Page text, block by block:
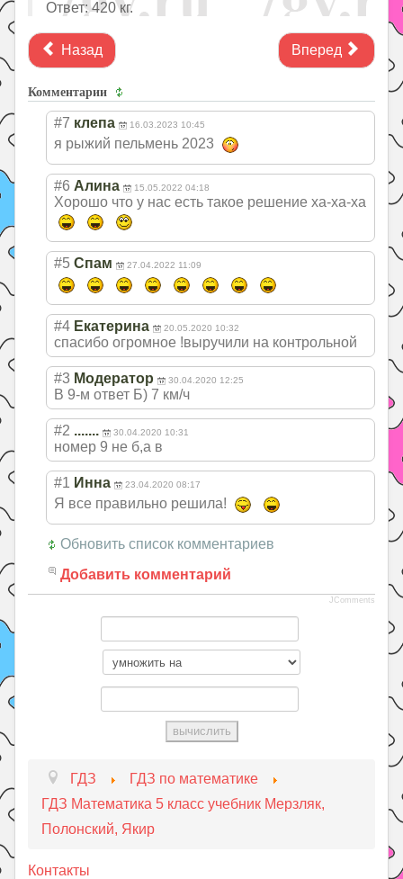
Ответ: 420 кг.
Назад Вперед
Комментарии
#7 клепа 16.03.2023 10:45
я рыжий пельмень 2023
#6 Алина 15.05.2022 04:18
Хорошо что у нас есть такое решение ха-ха-ха
#5 Спам 27.04.2022 11:09
#4 Екатерина 20.05.2020 10:32
спасибо огромное !выручили на контрольной
#3 Модератор 30.04.2020 12:25
В 9-м ответ Б) 7 км/ч
#2 ....... 30.04.2020 10:31
номер 9 не б,а в
#1 Инна 23.04.2020 08:17
Я все правильно решила!
Обновить список комментариев
Добавить комментарий
JComments
ГДЗ
ГДЗ по математике
ГДЗ Математика 5 класс учебник Мерзляк,
Полонский, Якир
Контакты